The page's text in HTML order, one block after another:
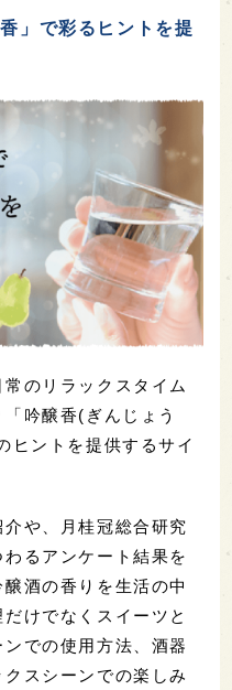
」で彩るヒントを提
のリラックスタイム
吟醸香(ぎんじょう
ヒントを提供するサイ
介や、月桂冠総合研究
るアンケート結果を
酒の香りを生活の中
けでなくスイーツと
での使用方法、酒器
スシーンでの楽しみ